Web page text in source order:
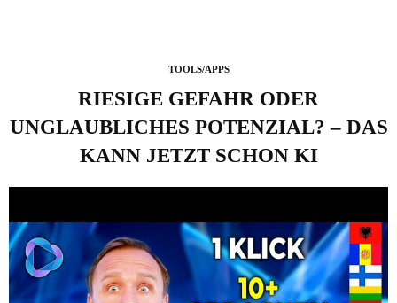
TOOLS/APPS
RIESIGE GEFAHR ODER
UNGLAUBLICHES POTENZIAL? – DAS
KANN JETZT SCHON KI